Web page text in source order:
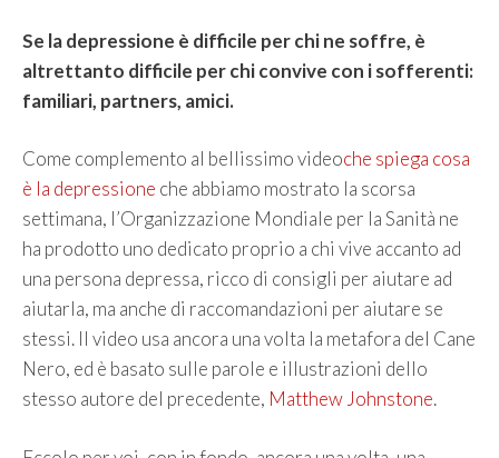
Se la depressione è difficile per chi ne soffre, è
altrettanto difficile per chi convive con i sofferenti:
familiari, partners, amici.
Come complemento al bellissimo videoche spiega cosa
è la depressione che abbiamo mostrato la scorsa
settimana, l’Organizzazione Mondiale per la Sanità ne
ha prodotto uno dedicato proprio a chi vive accanto ad
una persona depressa, ricco di consigli per aiutare ad
aiutarla, ma anche di raccomandazioni per aiutare se
stessi. Il video usa ancora una volta la metafora del Cane
Nero, ed è basato sulle parole e illustrazioni dello
stesso autore del precedente, Matthew Johnstone.